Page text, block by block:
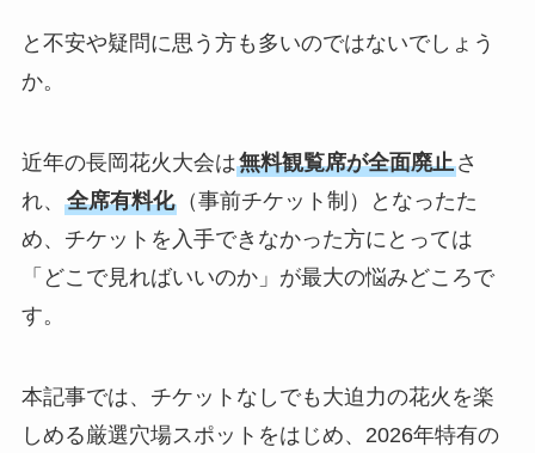
と不安や疑問に思う方も多いのではないでしょう
か。
近年の長岡花火大会は無料観覧席が全面廃止さ
れ、 全席有料化（事前チケット制）となったた
め、チケットを入手できなかった方にとっては
「どこで見ればいいのか」が最大の悩みどころで
す。
本記事では、チケットなしでも大迫力の花火を楽
しめる厳選穴場スポットをはじめ、2026年特有の